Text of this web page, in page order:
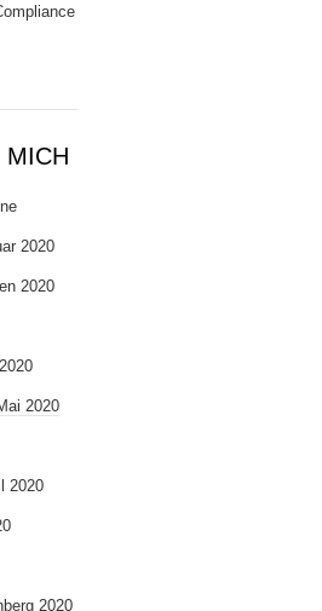
MICH
2020
2020
2020
2020
2020